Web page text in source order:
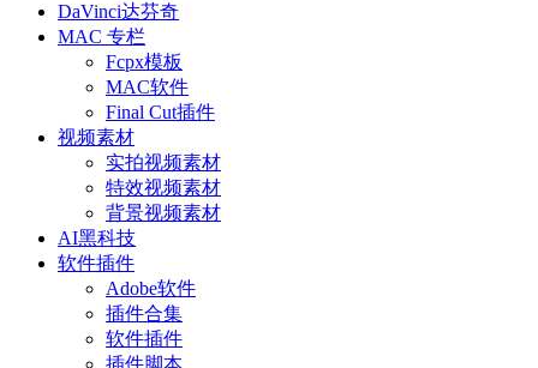
DaVinci达芬奇
MAC 专栏
Fcpx模板
MAC软件
Final Cut插件
视频素材
实拍视频素材
特效视频素材
背景视频素材
AI黑科技
软件插件
Adobe软件
插件合集
软件插件
插件脚本